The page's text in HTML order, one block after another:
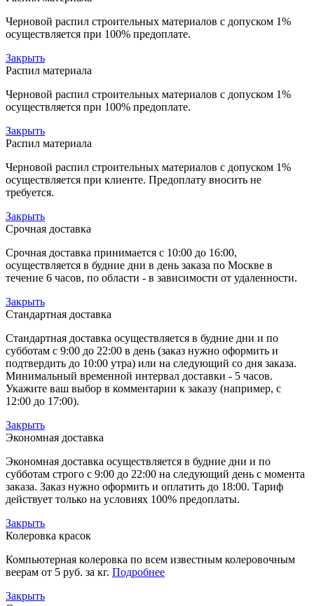
Черновой распил строительных материалов с допуском 1%
осуществляется при 100% предоплате.
Закрыть
Распил материала
Черновой распил строительных материалов с допуском 1%
осуществляется при 100% предоплате.
Закрыть
Распил материала
Черновой распил строительных материалов с допуском 1%
осуществляется при клиенте. Предоплату вносить не
требуется.
Закрыть
Срочная доставка
Срочная доставка принимается с 10:00 до 16:00,
осуществляется в будние дни в день заказа по Москве в
течение 6 часов, по области - в зависимости от удаленности.
Закрыть
Стандартная доставка
Стандартная доставка осуществляется в будние дни и по
субботам с 9:00 до 22:00 в день (заказ нужно оформить и
подтвердить до 10:00 утра) или на следующий со дня заказа.
Минимальный временной интервал доставки - 5 часов.
Укажите ваш выбор в комментарии к заказу (например, с
12:00 до 17:00).
Закрыть
Экономная доставка
Экономная доставка осуществляется в будние дни и по
субботам строго с 9:00 до 22:00 на следующий день с момента
заказа. Заказ нужно оформить и оплатить до 18:00. Тариф
действует только на условиях 100% предоплаты.
Закрыть
Колеровка красок
Компьютерная колеровка по всем известным колеровочным
веерам от 5 руб. за кг. Подробнее
Закрыть